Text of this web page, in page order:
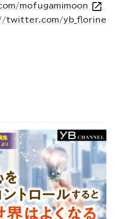
mofugamimoon open_in_new
twitter.com/yb_florine